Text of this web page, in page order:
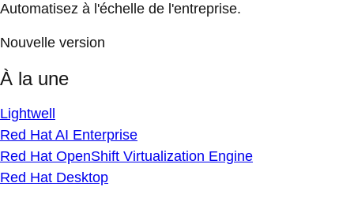
Automatisez à l'échelle de l'entreprise.
Nouvelle version
À la une
Lightwell
Red Hat AI Enterprise
Red Hat OpenShift Virtualization Engine
Red Hat Desktop